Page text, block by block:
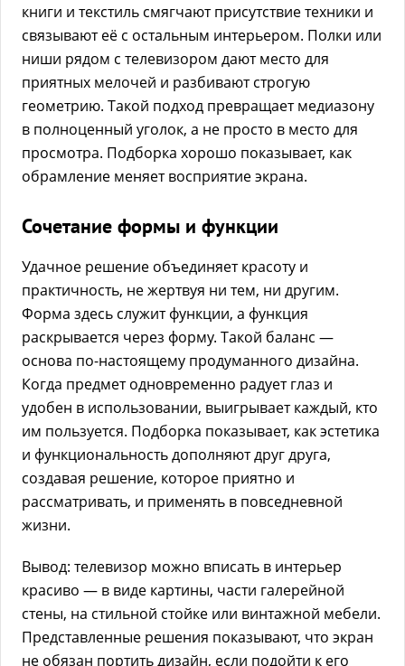
книги и текстиль смягчают присутствие техники и
связывают её с остальным интерьером. Полки или
ниши рядом с телевизором дают место для
приятных мелочей и разбивают строгую
геометрию. Такой подход превращает медиазону
в полноценный уголок, а не просто в место для
просмотра. Подборка хорошо показывает, как
обрамление меняет восприятие экрана.
Сочетание формы и функции
Удачное решение объединяет красоту и
практичность, не жертвуя ни тем, ни другим.
Форма здесь служит функции, а функция
раскрывается через форму. Такой баланс —
основа по-настоящему продуманного дизайна.
Когда предмет одновременно радует глаз и
удобен в использовании, выигрывает каждый, кто
им пользуется. Подборка показывает, как эстетика
и функциональность дополняют друг друга,
создавая решение, которое приятно и
рассматривать, и применять в повседневной
жизни.
Вывод: телевизор можно вписать в интерьер
красиво — в виде картины, части галерейной
стены, на стильной стойке или винтажной мебели.
Представленные решения показывают, что экран
не обязан портить дизайн, если подойти к его